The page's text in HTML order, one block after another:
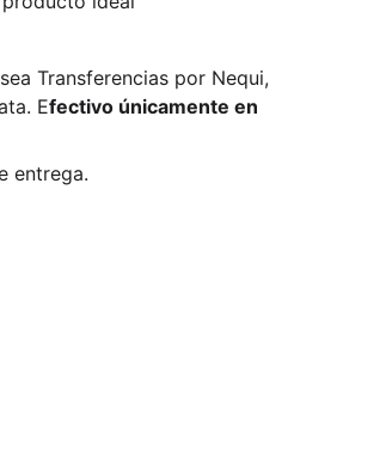
Transferencias por Nequi,
Efectivo únicamente en
entrega.